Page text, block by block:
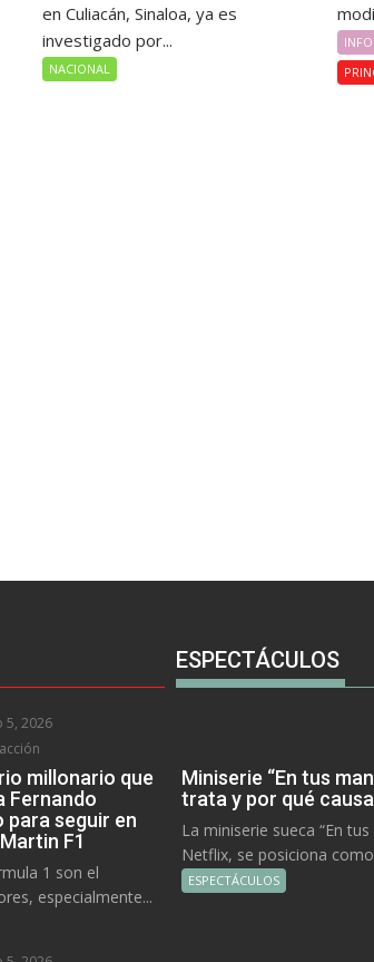
en Culiacán, Sinaloa, ya es
investigado por...
NACIONAL
5, 2026
millonario que
Fernando
para seguir en
F1
1 son el
especialmente...
ESPECTÁCULOS
Miniserie “En tus
trata y por qué
La miniserie sueca “En
Netflix, se posiciona
ESPECTÁCULOS